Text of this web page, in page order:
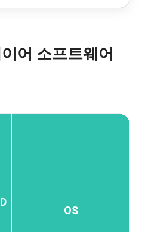
어 소프트웨어
OS